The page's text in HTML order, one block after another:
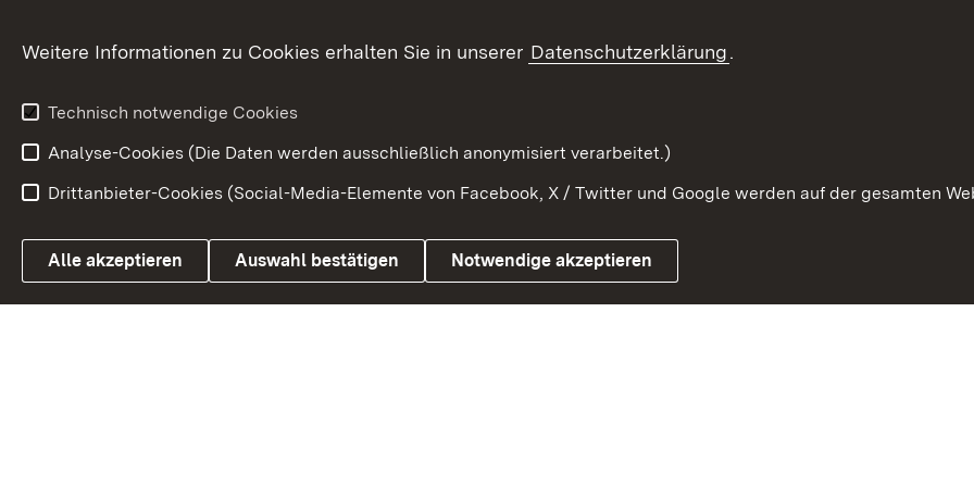
Welt
Protokoll und
Link zum Landesportal
Impressum
Weitere Informationen zu Cookies erhalten Sie in unserer Datenschutzerklärung.
Technisch notwendige Cookies
Analyse-Cookies (Die Daten werden ausschließlich anonymisiert verarbeitet.)
Drittanbieter-Cookies (Social-Media-Elemente von Facebook, X / Twitter und Google werden auf der gesamten
Alle akzeptieren Auswahl bestätigen Notwendige akzeptieren